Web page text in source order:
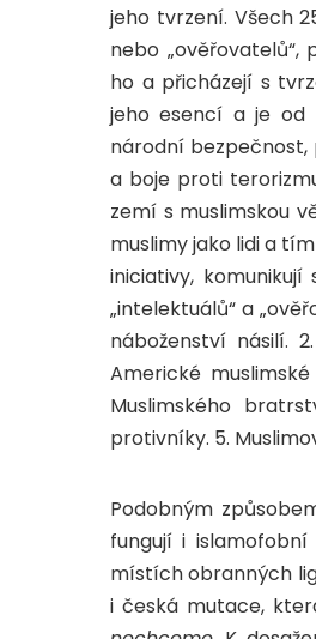
jeho tvrzení. Všech
nebo „ověřovatelů“,
ho a přicházejí s
jeho esencí a je od
národní
a boje proti
zemí s muslimskou
muslimy jako lidi a
iniciativy,
„intelektuálů“ a
náboženství násilí.
Americké
Muslimského
protivníky. 5.
Podobným
fungují i
místích obranných
i česká mutace,